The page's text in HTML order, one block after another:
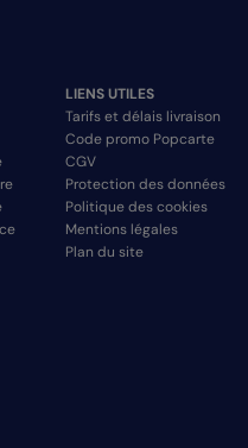
LIENS UTILES
Tarifs et délais livraison
Code promo Popcarte
CGV
Protection des données
Politique des cookies
Mentions légales
Plan du site